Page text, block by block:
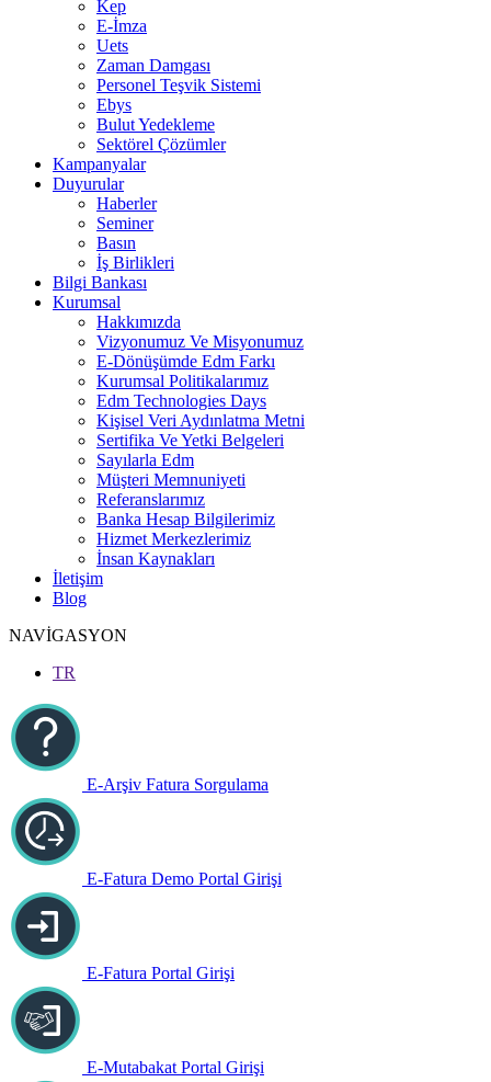
Kep
E-İmza
Uets
Zaman Damgası
Personel Teşvik Sistemi
Ebys
Bulut Yedekleme
Sektörel Çözümler
Kampanyalar
Duyurular
Haberler
Seminer
Basın
İş Birlikleri
Bilgi Bankası
Kurumsal
Hakkımızda
Vizyonumuz Ve Misyonumuz
E-Dönüşümde Edm Farkı
Kurumsal Politikalarımız
Edm Technologies Days
Kişisel Veri Aydınlatma Metni
Sertifika Ve Yetki Belgeleri
Sayılarla Edm
Müşteri Memnuniyeti
Referanslarımız
Banka Hesap Bilgilerimiz
Hizmet Merkezlerimiz
İnsan Kaynakları
İletişim
Blog
NAVİGASYON
TR
E-Arşiv Fatura Sorgulama
E-Fatura Demo Portal Girişi
E-Fatura Portal Girişi
E-Mutabakat Portal Girişi